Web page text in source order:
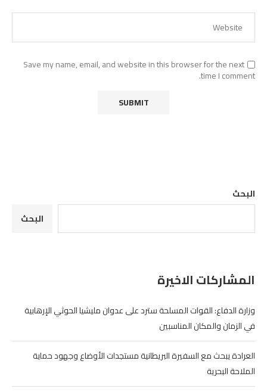
Save my name, email, and website in this browser for the next
time I comment.
البحث
البحث
المشاركات الاخيرة
وزارة الدفاع: القوات المسلحة سترد على عدوان مليشيا الحوثي الإرهابية
في الزمان والمكان المناسبين
العرادة يبحث مع السفيرة البريطانية مستجدات الأوضاع وجهود حماية
الملاحة البحرية